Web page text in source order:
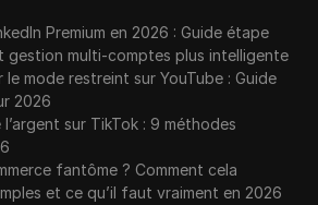
Premium en 2026 : Guide étape
gestion multi-comptes plus intelligente
mode restreint sur YouTube : Guide
2026
sur TikTok : 9 méthodes
fantôme ? Comment cela
et ce qu’il faut vraiment en 2026